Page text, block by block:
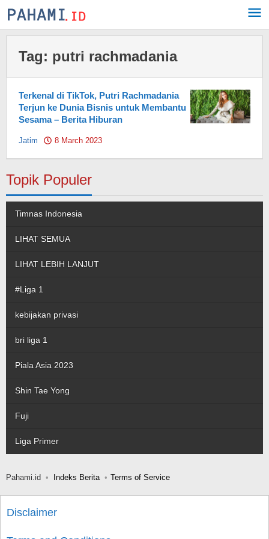
Skip
to
Tag: putri rachmadania
Terkenal di TikTok, Putri Rachmadania
Terjun ke Dunia Bisnis untuk Membantu
Sesama – Berita Hiburan
Jatim 8 March 2023
Topik Populer
Timnas Indonesia
LIHAT SEMUA
LIHAT LEBIH LANJUT
#Liga 1
kebijakan privasi
bri liga 1
Piala Asia 2023
Shin Tae Yong
Fuji
Liga Primer
Pahami.id Indeks Berita Terms of Service
Disclaimer